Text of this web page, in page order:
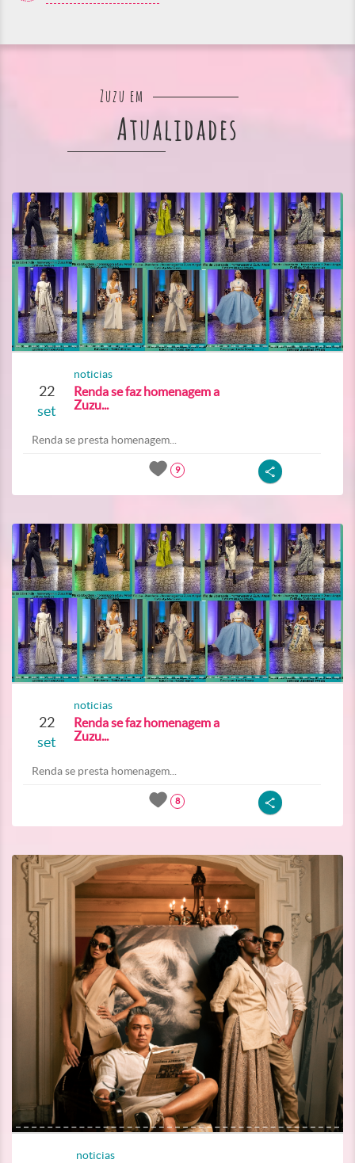
Zuzu em
Atualidades
22
set
noticias
Renda se faz homenagem a
Zuzu...
Renda se presta homenagem...
9
22
set
noticias
Renda se faz homenagem a
Zuzu...
Renda se presta homenagem...
8
noticias